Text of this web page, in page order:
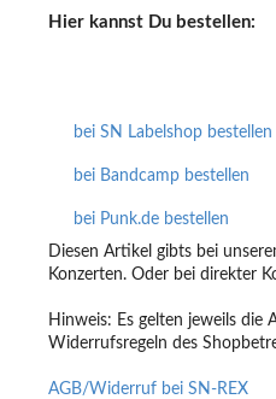
Hier kannst Du bestellen:
bei SN Labelshop bestellen
bei Bandcamp bestellen
bei Punk.de bestellen
Diesen Artikel gibts bei
Konzerten. Oder bei direkter
Hinweis: Es gelten jeweils die
Widerrufsregeln des
AGB/Widerruf bei SN-REX